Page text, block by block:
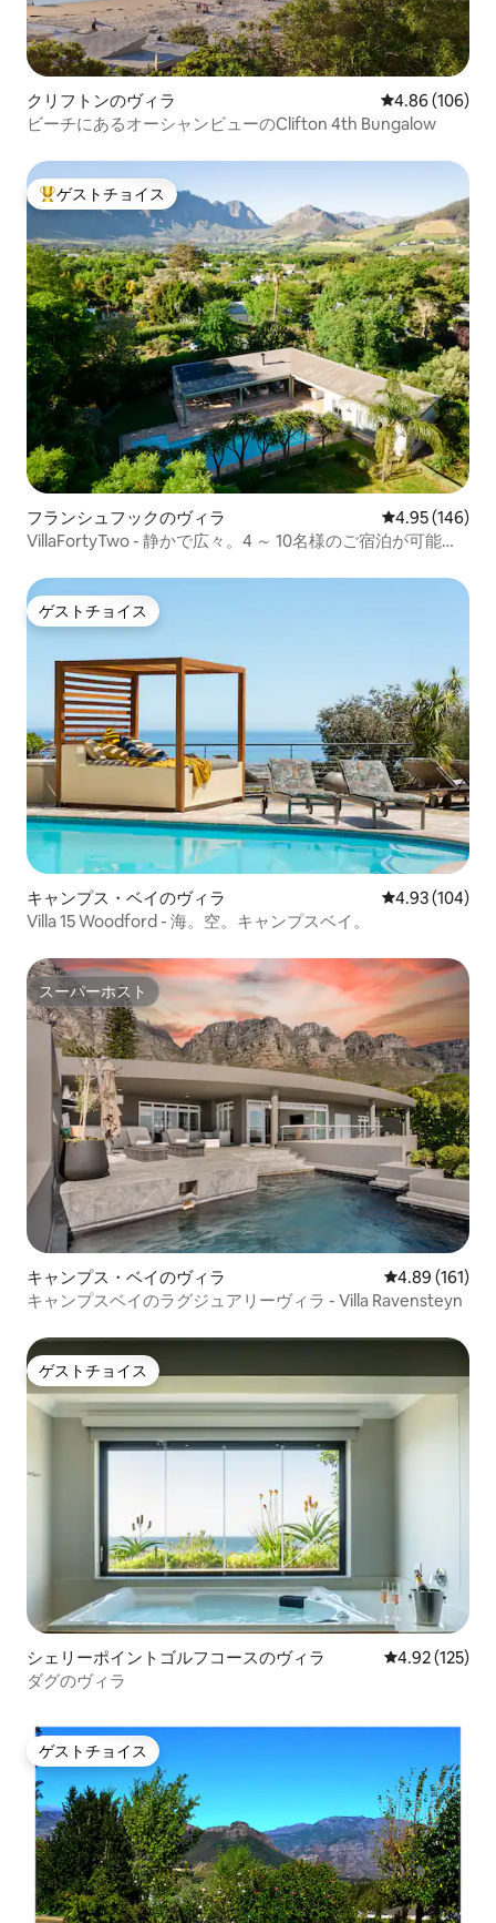
クリフトンのヴィラ レビュー106
4.86 (106)
ビーチにあるオーシャンビューのClifton 4th Bungalow
大好評のゲストチョイスです。
ゲストチョイス
フランシュフックのヴィラ レビュー146
4.95 (146)
VillaFortyTwo - 静かで広々。4 ～ 10名様のご宿泊が可能で
ゲストチョイス
ゲストチョイス
キャンプス・ベイのヴィラ レビュー104
4.93 (104)
Villa 15 Woodford - 海。空。キャンプスベイ。
スーパーホスト
スーパーホスト
キャンプス・ベイのヴィラ レビュー161
4.89 (161)
キャンプスベイのラグジュアリーヴィラ - Villa Ravensteyn
ゲストチョイス
ゲストチョイス
シェリーポイントゴルフコースのヴィラ レビュー125
4.92 (125)
ダグのヴィラ
ゲストチョイス
ゲストチョイス